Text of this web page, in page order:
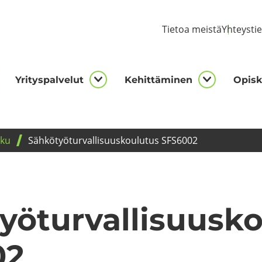
Tie­toa meis­tä
Yri­tys­pal­ve­lut
Yrityspalvelut
Ke­hit­tä­mi­nen
Säh­kö­työ­tur­val­li­suus­kou­lu­tus SFS6002